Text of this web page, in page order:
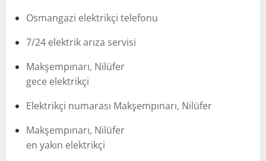
Osmangazi elektrikçi telefonu
7/24 elektrik arıza servisi
Makşempınarı, Nilüfer
gece elektrikçi
Elektrikçi numarası Makşempınarı, Nilüfer
Makşempınarı, Nilüfer
en yakın elektrikçi